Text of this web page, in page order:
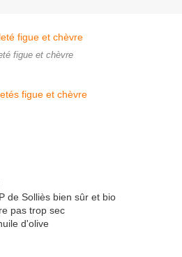
figue et chèvre
de Solliès bien sûr et bio
pas trop sec
d'olive